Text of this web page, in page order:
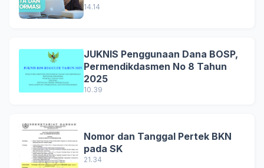
14.14
JUKNIS Penggunaan Dana BOSP,
Permendikdasmen No 8 Tahun
2025
10.39
Nomor dan Tanggal Pertek BKN
pada SK
21.34